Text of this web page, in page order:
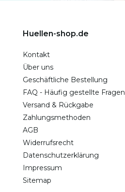
Huellen-shop.de
Kontakt
Über uns
Geschäftliche Bestellung
FAQ - Häufig gestellte Fragen
Versand & Rückgabe
Zahlungsmethoden
AGB
Widerrufsrecht
Datenschutzerklärung
Impressum
Sitemap